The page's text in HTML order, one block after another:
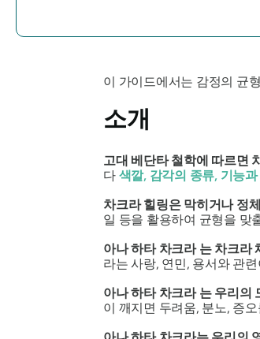
이 가이드에서는 감정의 균
소개
고대 베단타 철학에 따르면
다 색깔, 감각의 종류, 기능과
차크라 힐링은 막히거나 정
일 등을 활용하여 균형을 맞
아나하타 차크라는 차크라
라는 사랑, 연민, 용서와 관
아나하타 차크라는 우리의
이 깨지면 두려움, 분노, 증